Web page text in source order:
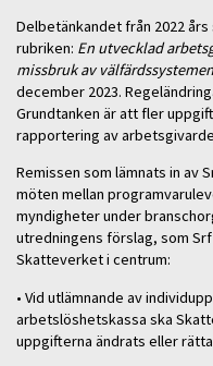
Delbetänkandet från 2022
rubriken: En utvecklad
missbruk av
december 2023.
Grundtanken är att fler
rapportering av
Remissen som lämnats in av
möten mellan
myndigheter under
utredningens förslag, som
Skatteverket i centrum:
• Vid utlämnande av
arbetslöshetskassa ska
uppgifterna ändrats eller